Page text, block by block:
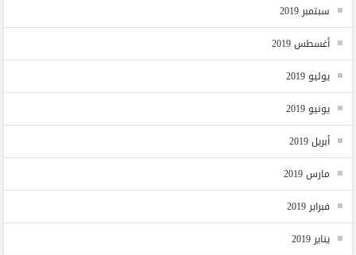
سبتمبر 2019
أغسطس 2019
يوليو 2019
يونيو 2019
أبريل 2019
مارس 2019
فبراير 2019
يناير 2019